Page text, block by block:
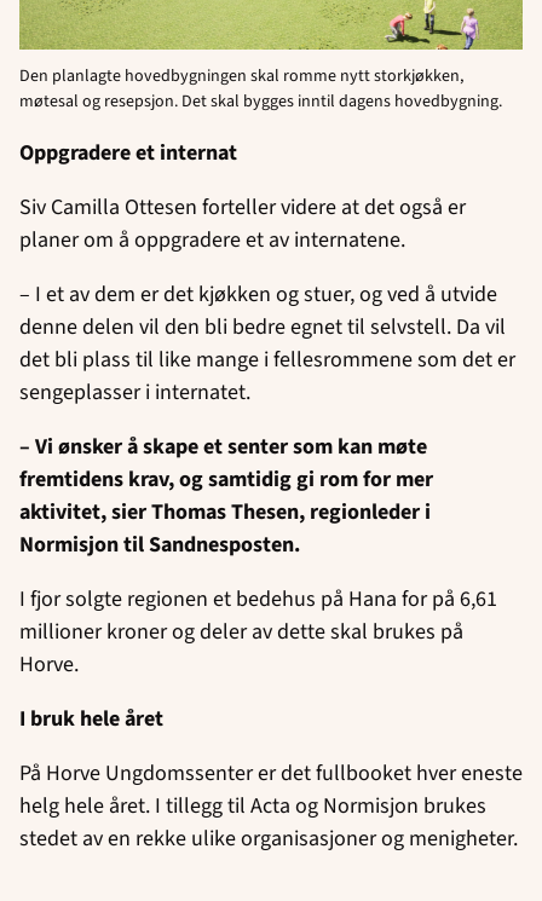
Den planlagte hovedbygningen skal romme nytt storkjøkken,
møtesal og resepsjon. Det skal bygges inntil dagens hovedbygning.
Oppgradere et internat
Siv Camilla Ottesen forteller videre at det også er
planer om å oppgradere et av internatene.
– I et av dem er det kjøkken og stuer, og ved å utvide
denne delen vil den bli bedre egnet til selvstell. Da vil
det bli plass til like mange i fellesrommene som det er
sengeplasser i internatet.
– Vi ønsker å skape et senter som kan møte
fremtidens krav, og samtidig gi rom for mer
aktivitet, sier Thomas Thesen, regionleder i
Normisjon til Sandnesposten.
I fjor solgte regionen et bedehus på Hana for på 6,61
millioner kroner og deler av dette skal brukes på
Horve.
I bruk hele året
På Horve Ungdomssenter er det fullbooket hver eneste
helg hele året. I tillegg til Acta og Normisjon brukes
stedet av en rekke ulike organisasjoner og menigheter.